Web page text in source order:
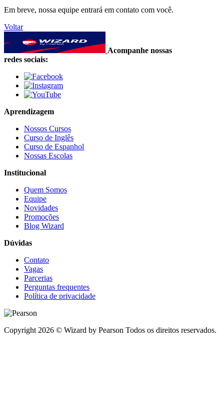
Em breve, nossa equipe entrará em contato com você.
Voltar
Acompanhe nossas
redes sociais:
Aprendizagem
Nossos Cursos
Curso de Inglês
Curso de Espanhol
Nossas Escolas
Institucional
Quem Somos
Equipe
Novidades
Promoções
Blog Wizard
Dúvidas
Contato
Vagas
Parcerias
Perguntas frequentes
Política de privacidade
Copyright 2026 © Wizard by Pearson Todos os direitos reservados.